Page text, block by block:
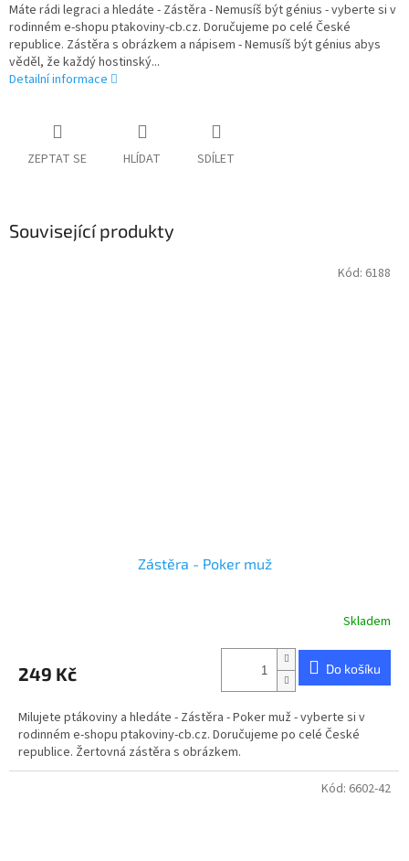
Máte rádi legraci a hledáte - Zástěra - Nemusíš být génius - vyberte si v
rodinném e-shopu ptakoviny-cb.cz. Doručujeme po celé České
republice. Zástěra s obrázkem a nápisem - Nemusíš být génius abys
věděl, že každý hostinský...
Detailní informace
ZEPTAT SE HLÍDAT SDÍLET
Související produkty
Zástěra - Poker muž
je
z
5
hvězdiček.
Skladem
249 Kč Do košíku
Milujete ptákoviny a hledáte - Zástěra - Poker muž - vyberte si v
rodinném e-shopu ptakoviny-cb.cz. Doručujeme po celé České
republice. Žertovná zástěra s obrázkem.
Kód: 6188
Kód: 6602-42